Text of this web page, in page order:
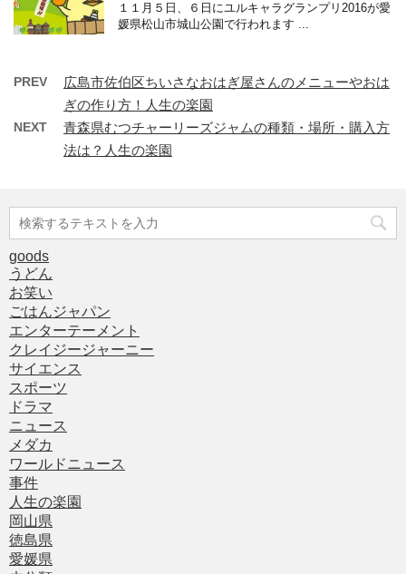
１１月５日、６日にユルキャラグランプリ2016が愛
媛県松山市城山公園で行われます ...
PREV
広島市佐伯区ちいさなおはぎ屋さんのメニューやおは
ぎの作り方！人生の楽園
NEXT
青森県むつチャーリーズジャムの種類・場所・購入方
法は？人生の楽園
goods
うどん
お笑い
ごはんジャパン
エンターテーメント
クレイジージャーニー
サイエンス
スポーツ
ドラマ
ニュース
メダカ
ワールドニュース
事件
人生の楽園
岡山県
徳島県
愛媛県